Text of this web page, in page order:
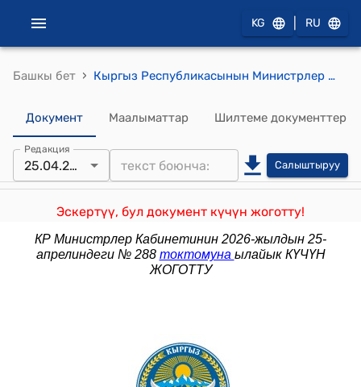
KG RU
Башкы бет › Кыргыз Республикасынын Министрлер Кабинетинин 2025-жылдын 5-августу № 469 Кыргыз Республикасынын Министрлер Кабинетинин 2022-жылдын 30-мартындагы № 184 “Кыргыз Республикасынын калкын социалдык камсыздоо системасынын кызматкерлерине эмгек акы төлөөнүн шарттары жөнүндө” токтомуна өзгөртүүлөрдү киргизүү тууралуу" токтому
Документ Маалыматтар Шилтеме документтер
Редакция
25.04.2026 Салыштыруу
Эскертүү, бул документ күчүн жоготту!